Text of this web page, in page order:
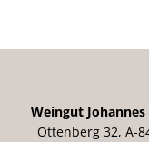
Weingut
Ottenberg 32, A-